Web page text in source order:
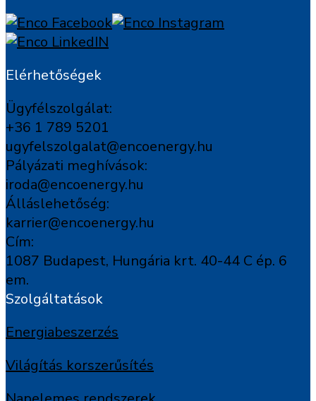
Elérhetőségek
Ügyfélszolgálat:
+36 1 789 5201
ugyfelszolgalat@encoenergy.hu
Pályázati meghívások:
iroda@encoenergy.hu
Álláslehetőség:
karrier@encoenergy.hu
Cím:
1087 Budapest, Hungária krt. 40-44 C ép. 6
em.
Szolgáltatások
Energiabeszerzés
Világítás korszerűsítés